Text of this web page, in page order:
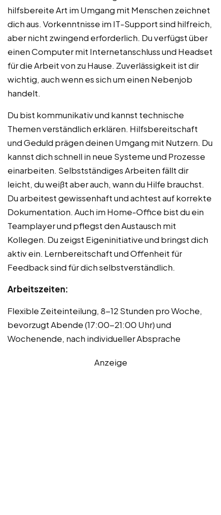
hilfsbereite Art im Umgang mit Menschen zeichnet
dich aus. Vorkenntnisse im IT-Support sind hilfreich,
aber nicht zwingend erforderlich. Du verfügst über
einen Computer mit Internetanschluss und Headset
für die Arbeit von zu Hause. Zuverlässigkeit ist dir
wichtig, auch wenn es sich um einen Nebenjob
handelt.
Du bist kommunikativ und kannst technische
Themen verständlich erklären. Hilfsbereitschaft
und Geduld prägen deinen Umgang mit Nutzern. Du
kannst dich schnell in neue Systeme und Prozesse
einarbeiten. Selbstständiges Arbeiten fällt dir
leicht, du weißt aber auch, wann du Hilfe brauchst.
Du arbeitest gewissenhaft und achtest auf korrekte
Dokumentation. Auch im Home-Office bist du ein
Teamplayer und pflegst den Austausch mit
Kollegen. Du zeigst Eigeninitiative und bringst dich
aktiv ein. Lernbereitschaft und Offenheit für
Feedback sind für dich selbstverständlich.
Arbeitszeiten:
Flexible Zeiteinteilung, 8-12 Stunden pro Woche,
bevorzugt Abende (17:00-21:00 Uhr) und
Wochenende, nach individueller Absprache
Anzeige